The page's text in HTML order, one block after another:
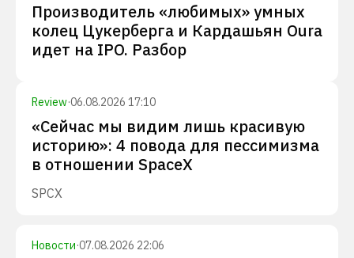
Производитель «любимых» умных
колец Цукерберга и Кардашьян Oura
идет на IPO. Разбор
Review·06.08.2026 17:10
«Сейчас мы видим лишь красивую
историю»: 4 повода для пессимизма
в отношении SpaceX
SPCX
Новости·07.08.2026 22:06